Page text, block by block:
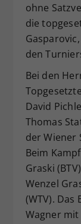
ohne
die
den
Bei den
David
Thomas
der Wiener
Beim
Graski
Wenzel
(WTV).
Wagner mit